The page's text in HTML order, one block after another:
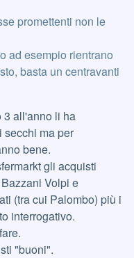
promettenti non le
ad esempio rientrano
basta un centravanti
3 all'anno li ha
secchi ma per
bene.
gli acquisti
Volpi e
(tra cui Palombo) più i
interrogativo.
"buoni".